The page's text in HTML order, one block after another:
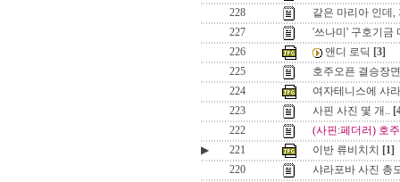
228
같은 마리아 인데
227
'쓰나미' 구호기금
226
앤디 로딕 [3]
225
호주오픈 결승장면
224
여자테니스에 샤
223
사핀 사진 몇 개..
222
(사핀:페더러) 호
▶
221 이반 류비치치
[1]
220
샤라포바 사진 총